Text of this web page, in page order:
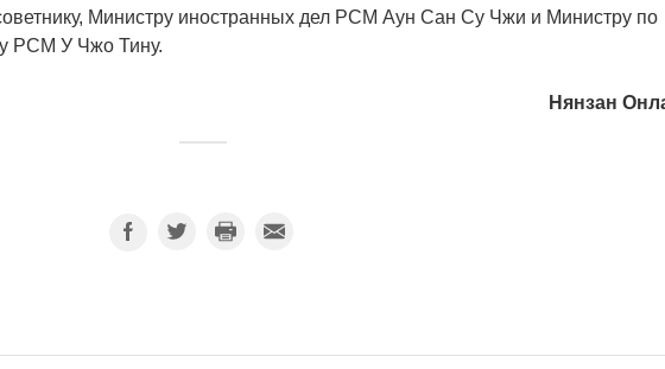
Министру иностранных дел РСМ Аун Сан Су Чжи и Министру по
РСМ У Чжо Тину.
Нянзан